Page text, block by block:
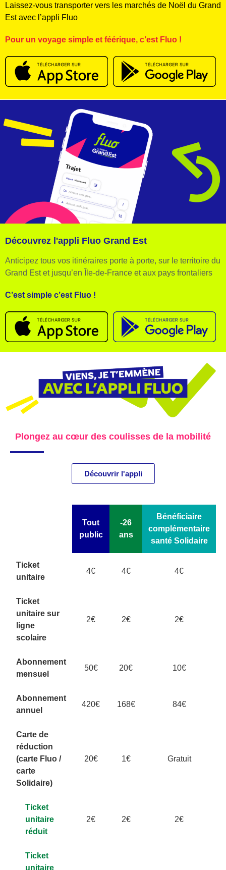
Laissez-vous transporter vers les marchés de Noël du Grand
Est avec l’appli Fluo
Pour un voyage simple et féérique, c’est Fluo !
Découvrez l'appli Fluo Grand Est
Anticipez tous vos itinéraires porte à porte, sur le territoire du
Grand Est et jusqu’en Île-de-France et aux pays frontaliers
C’est simple c’est Fluo !
Plongez au cœur des coulisses de la mobilité
Découvrir l'appli
Tout
public
-26
ans
Bénéficiaire
complémentaire
santé Solidaire
Ticket
unitaire
4€ 4€ 4€
Ticket
unitaire sur
ligne
scolaire
2€ 2€ 2€
Abonnement
mensuel
50€ 20€ 10€
Abonnement
annuel
420€ 168€ 84€
Carte de
réduction
(carte Fluo /
carte
Solidaire)
20€ 1€ Gratuit
Ticket
unitaire
réduit
2€ 2€ 2€
Ticket
unitaire